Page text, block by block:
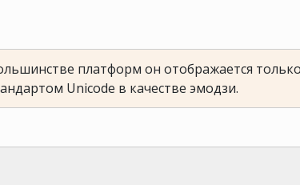
платформ он отображается
Unicode в качестве эмодзи.